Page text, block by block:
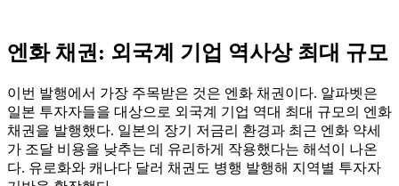
엔화 채권: 외국계 기업 역사상 최대 규모
이번 발행에서 가장 주목받은 것은 엔화 채권이다. 알파벳은
일본 투자자들을 대상으로 외국계 기업 역대 최대 규모의 엔화
채권을 발행했다. 일본의 장기 저금리 환경과 최근 엔화 약세
가 조달 비용을 낮추는 데 유리하게 작용했다는 해석이 나온
다. 유로화와 캐나다 달러 채권도 병행 발행해 지역별 투자자